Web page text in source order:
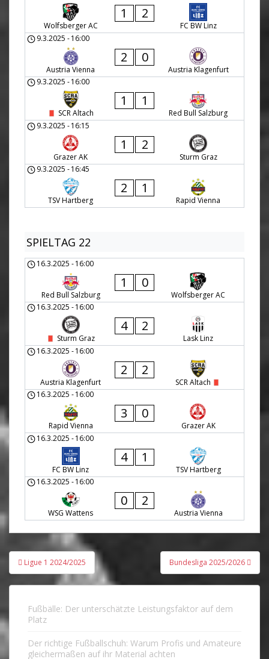
Wolfsberger AC
1 2
FC BW Linz
9.3.2025 -16:00
Austria Vienna
2 0
Austria Klagenfurt
9.3.2025 -16:00
SCR Altach
1 1
Red Bull Salzburg
9.3.2025 -16:15
Grazer AK
1 2
Sturm Graz
9.3.2025 -16:45
TSV Hartberg
2 1
Rapid Vienna
SPIELTAG 22
16.3.2025 -16:00
Red Bull Salzburg
1 0
Wolfsberger AC
16.3.2025 -16:00
Sturm Graz
4 2
Lask Linz
16.3.2025 -16:00
Austria Klagenfurt
2 2
SCR Altach
16.3.2025 -16:00
Rapid Vienna
3 0
Grazer AK
16.3.2025 -16:00
FC BW Linz
4 1
TSV Hartberg
16.3.2025 -16:00
WSG Wattens
0 2
Austria Vienna
Beitragsnavigation
Ligue 1 2024/2025 Bundesliga 2025/2026
Fußbälle: Der unterschätzte Leistungsfaktor auf dem
Platz
Der richtige Fußballschuh: Warum Profis und Amateure
gleichermaßen auf ihr Material achten